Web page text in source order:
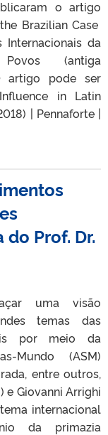
o artigo
Brazilian Case
Internacionais da
(antiga
artigo pode ser
in Latin
| Pennaforte |
Prof. Dr.
uma visão
temas das
por meio da
Mundo (ASM)
entre outros,
e Giovanni Arrighi
internacional
da primazia